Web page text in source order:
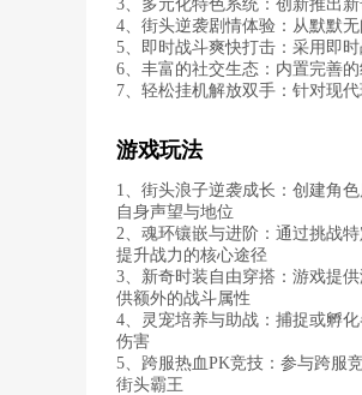
3、多元化特色系统：创新推出
4、街头逆袭剧情体验：从默默
5、即时战斗爽快打击：采用即
6、丰富的社交生态：内置完善
7、轻松挂机解放双手：针对现
游戏玩法
1、街头浪子逆袭成长：创建角
自身声望与地位
2、魂环镶嵌与进阶：通过挑战
提升战力的核心途径
3、新奇时装自由穿搭：游戏提
供额外的战斗属性
4、灵宠培养与助战：捕捉或孵
伤害
5、跨服热血PK竞技：参与跨服
街头霸王